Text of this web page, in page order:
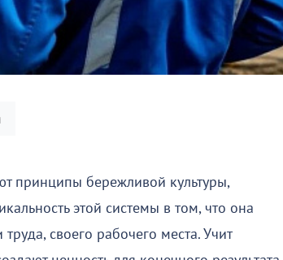
принципы бережливой культуры,
этой системы в том, что она
своего рабочего места. Учит